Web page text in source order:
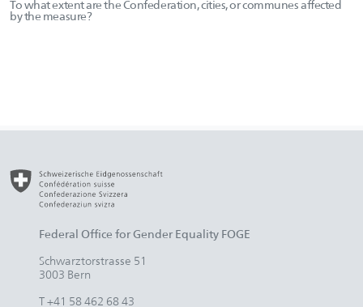
To what extent are the Confederation, cities, or communes affected
by the measure?
Federal Office for Gender Equality FOGE
Schwarztorstrasse 51
3003 Bern
T +41 58 462 68 43